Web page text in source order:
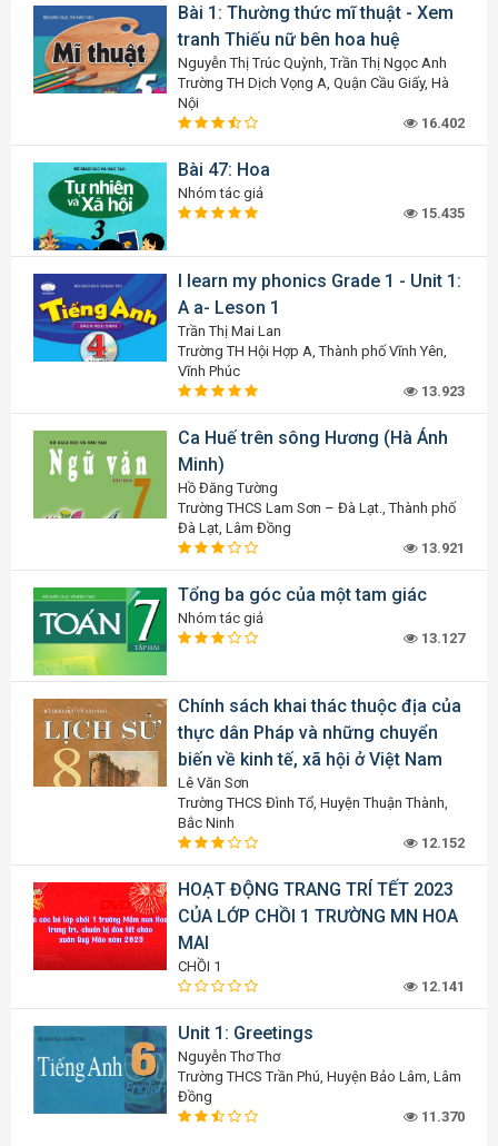
Bài 1: Thường thức mĩ thuật - Xem
tranh Thiếu nữ bên hoa huệ
Nguyễn Thị Trúc Quỳnh, Trần Thị Ngọc Anh
Trường TH Dịch Vọng A, Quận Cầu Giấy, Hà
Nội
16.402
Bài 47: Hoa
Nhóm tác giả
15.435
I learn my phonics Grade 1 - Unit 1:
A a- Leson 1
Trần Thị Mai Lan
Trường TH Hội Hợp A, Thành phố Vĩnh Yên,
Vĩnh Phúc
13.923
Ca Huế trên sông Hương (Hà Ánh
Minh)
Hồ Đăng Tường
Trường THCS Lam Sơn – Đà Lạt., Thành phố
Đà Lạt, Lâm Đồng
13.921
Tổng ba góc của một tam giác
Nhóm tác giả
13.127
Chính sách khai thác thuộc địa của
thực dân Pháp và những chuyển
biến về kinh tế, xã hội ở Việt Nam
Lê Văn Sơn
Trường THCS Đình Tổ, Huyện Thuận Thành,
Bắc Ninh
12.152
HOẠT ĐỘNG TRANG TRÍ TẾT 2023
CỦA LỚP CHỒI 1 TRƯỜNG MN HOA
MAI
CHỒI 1
12.141
Unit 1: Greetings
Nguyễn Thơ Thơ
Trường THCS Trần Phú, Huyện Bảo Lâm, Lâm
Đồng
11.370